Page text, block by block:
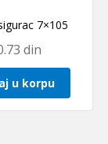
7×105
din
u korpu